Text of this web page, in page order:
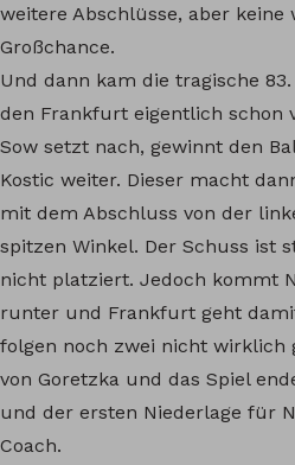
weitere Abschlüsse, aber keine
Großchance.
Und dann kam die tragische
den Frankfurt eigentlich schon
Sow setzt nach, gewinnt den
Kostic weiter. Dieser macht
mit dem Abschluss von der
spitzen Winkel. Der Schuss ist
nicht platziert. Jedoch kommt
runter und Frankfurt geht
folgen noch zwei nicht wirklich
von Goretzka und das Spiel
und der ersten Niederlage für
Coach.